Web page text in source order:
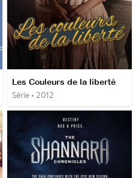
Les Couleurs de la liberté
Série • 2012